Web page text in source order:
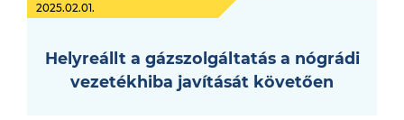
2025.02.01.
Helyreállt a gázszolgáltatás a nógrádi
vezetékhiba javítását követően